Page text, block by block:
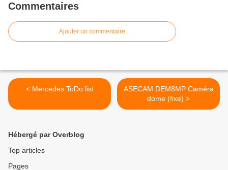
Commentaires
Ajouter un commentaire
< Mercedes ToDo list
ASECAM DEM8MP Caméra
dome (fixe) >
Hébergé par Overblog
Top articles
Pages